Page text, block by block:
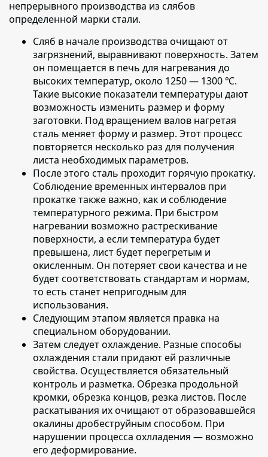
непрерывного производства из слябов
определенной марки стали.
Сляб в начале производства очищают от
загрязнений, выравнивают поверхность. Затем
он помещается в печь для нагревания до
высоких температур, около 1250 — 1300 ℃.
Такие высокие показатели температуры дают
возможность изменить размер и форму
заготовки. Под вращением валов нагретая
сталь меняет форму и размер. Этот процесс
повторяется несколько раз для получения
листа необходимых параметров.
После этого сталь проходит горячую прокатку.
Соблюдение временных интервалов при
прокатке также важно, как и соблюдение
температурного режима. При быстром
нагревании возможно растрескивание
поверхности, а если температура будет
превышена, лист будет перегретым и
окисленным. Он потеряет свои качества и не
будет соответствовать стандартам и нормам,
то есть станет непригодным для
использования.
Следующим этапом является правка на
специальном оборудовании.
Затем следует охлаждение. Разные способы
охлаждения стали придают ей различные
свойства. Осуществляется обязательный
контроль и разметка. Обрезка продольной
кромки, обрезка концов, резка листов. После
раскатывания их очищают от образовавшейся
окалины дробеструйным способом. При
нарушении процесса охлладения — возможно
его деформирование.